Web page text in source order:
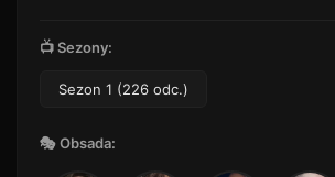
16
54 min · Sezon 1
Odcinek 17
Odcinek 18
📺 Sezony:
Sezon 1 (226 odc.)
🎭 Obsada: